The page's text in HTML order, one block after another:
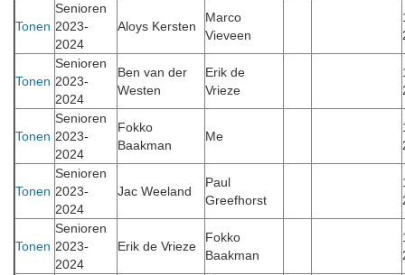
Tonen
Senioren
2023-
2024
Aloys Kersten
Marco
Vieveen
Tonen
Senioren
2023-
2024
Ben van der
Westen
Erik de
Vrieze
Tonen
Senioren
2023-
2024
Fokko
Baakman
Me
Tonen
Senioren
2023-
2024
Jac Weeland
Paul
Greefhorst
Tonen
Senioren
2023-
2024
Erik de Vrieze
Fokko
Baakman